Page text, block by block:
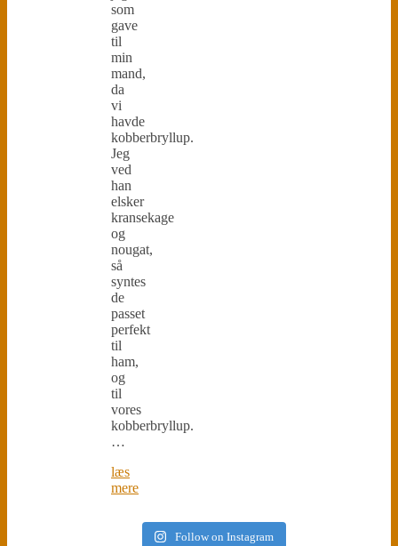
som
gave
til
min
mand,
da
vi
havde
kobberbryllup.
Jeg
ved
han
elsker
kransekage
og
nougat,
så
syntes
de
passet
perfekt
til
ham,
og
til
vores
kobberbryllup.
…
læs
mere
Follow on Instagram